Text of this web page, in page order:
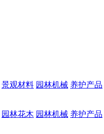
景观材料 园林机械 养护产品
园林花木 园林机械 养护产品